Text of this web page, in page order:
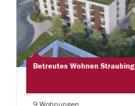
Betreutes Wohnen Straubing